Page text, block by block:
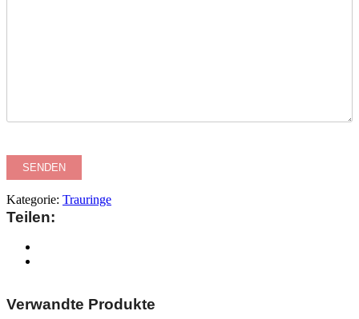
Kategorie: Trauringe
Teilen:
Verwandte Produkte